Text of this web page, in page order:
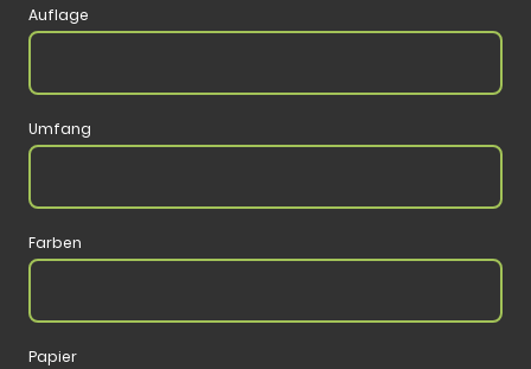
Auflage
Umfang
Farben
Papier